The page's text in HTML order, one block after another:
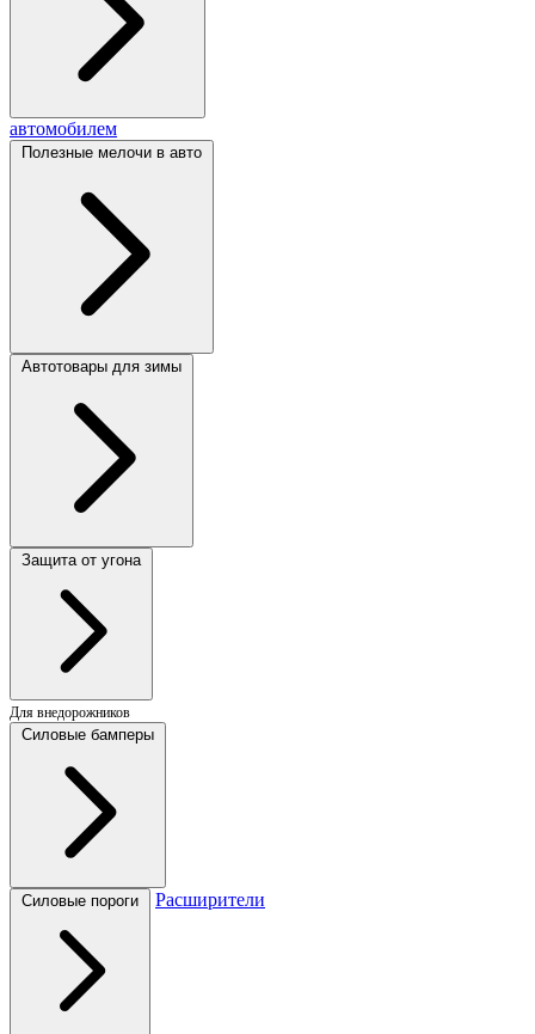
автомобилем
Полезные мелочи в авто
Автотовары для зимы
Защита от угона
Для внедорожников
Силовые бамперы
Силовые пороги Расширители